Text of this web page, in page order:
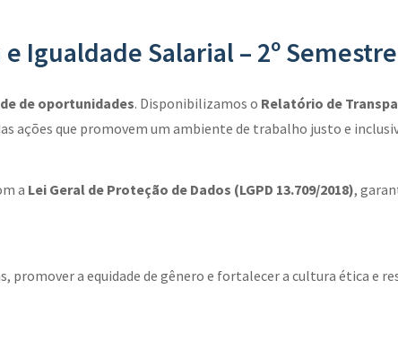
Igualdade Salarial – 2º
de oportunidades. Disponibilizamos o Relatório de
ações que promovem um ambiente de trabalho justo e
a Lei Geral de Proteção de Dados (LGPD 13.709/2018),
a equidade de gênero e fortalecer a cultura ética e